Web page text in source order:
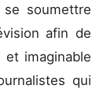
soumettre
afin de
imaginable
qui